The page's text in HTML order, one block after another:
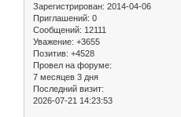
Зарегистрирован: 2014-04-06
Приглашений: 0
Сообщений: 12111
Уважение: +3655
Позитив: +4528
Провел на форуме:
7 месяцев 3 дня
Последний визит:
2026-07-21 14:23:53